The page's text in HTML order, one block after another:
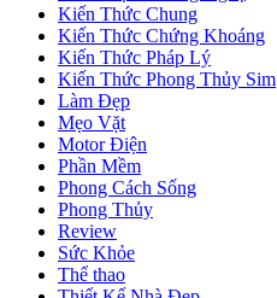
Kiến Thức Chung
Kiến Thức Chứng Khoáng
Kiến Thức Pháp Lý
Kiến Thức Phong Thủy Sim
Làm Đẹp
Mẹo Vặt
Motor Điện
Phần Mềm
Phong Cách Sống
Phong Thủy
Review
Sức Khỏe
Thể thao